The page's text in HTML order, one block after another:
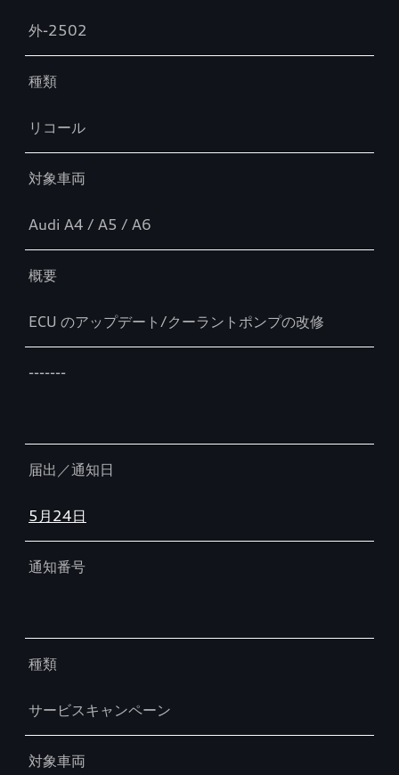
外-2502
種類
リコール
対象車両
Audi A4 / A5 / A6
概要
ECU のアップデート/クーラントポンプの改修
-------
届出／通知日
5月24日
通知番号
種類
サービスキャンペーン
対象車両